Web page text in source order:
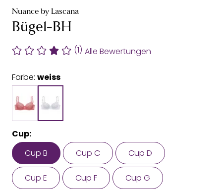
Nuance by Lascana
Bügel-BH
(1) Alle Bewertungen
Farbe: weiss
Cup:
Cup B
Cup C Cup D
Cup E Cup F Cup G